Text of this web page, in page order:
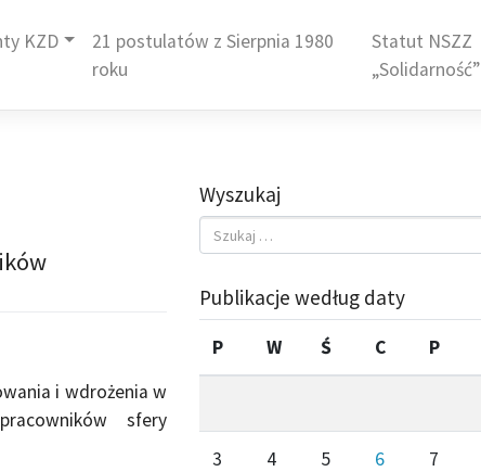
KZD
21 postulatów z Sierpnia 1980
roku
Statut NSZZ
„Solidarność”
i wdrożenia w
sfery
Wyszukaj
Publikacje według daty
P W Ś C P
3 4 5 6 7